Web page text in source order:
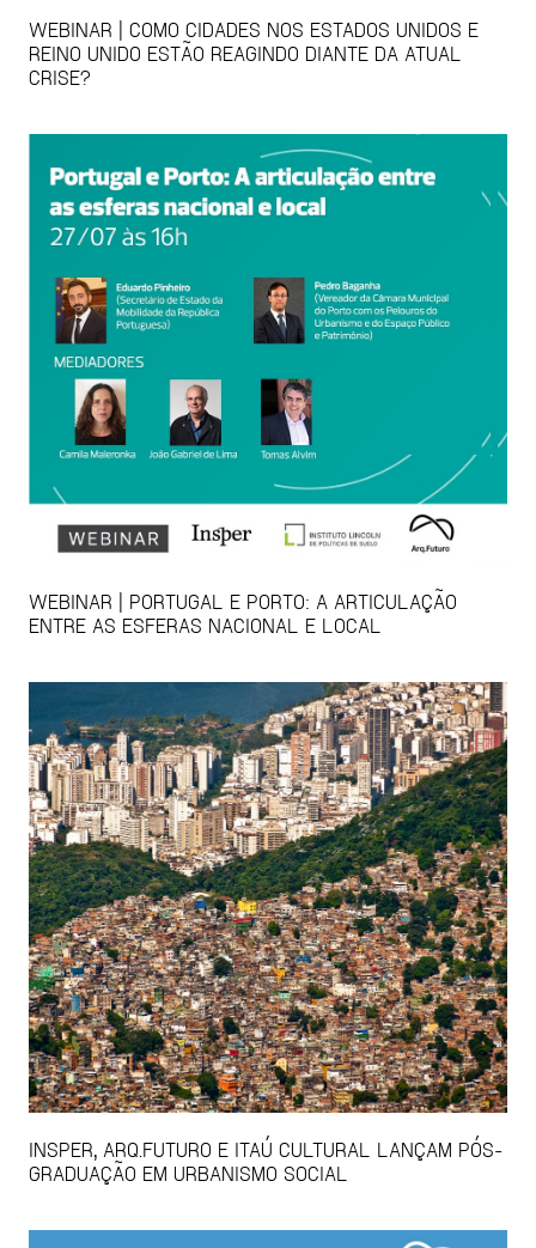
WEBINAR | COMO CIDADES NOS ESTADOS UNIDOS E
REINO UNIDO ESTÃO REAGINDO DIANTE DA ATUAL
CRISE?
WEBINAR | PORTUGAL E PORTO: A ARTICULAÇÃO
ENTRE AS ESFERAS NACIONAL E LOCAL
INSPER, ARQ.FUTURO E ITAÚ CULTURAL LANÇAM PÓS-
GRADUAÇÃO EM URBANISMO SOCIAL